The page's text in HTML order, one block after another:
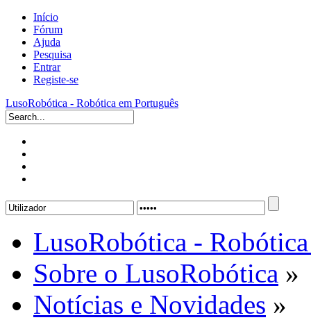
Início
Fórum
Ajuda
Pesquisa
Entrar
Registe-se
LusoRobótica - Robótica em Português
LusoRobótica -
Sobre o LusoRobótica »
Notícias e Novidades »